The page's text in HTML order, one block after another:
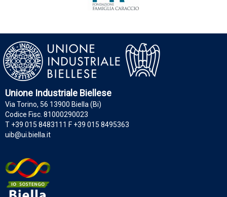
Unione Industriale Biellese
Via Torino, 56 13900 Biella (Bi)
Codice Fisc. 81000290023
T +39 015 8483111 F +39 015 8495363
uib@ui.biella.it